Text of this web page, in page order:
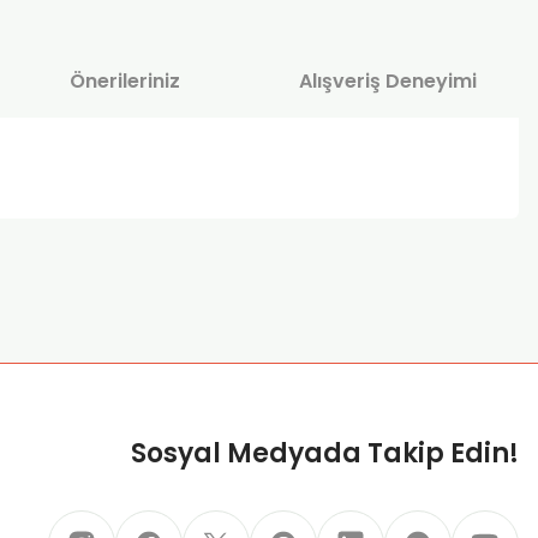
Önerileriniz Alışveriş Deneyimi
Sosyal Medyada Takip Edin!